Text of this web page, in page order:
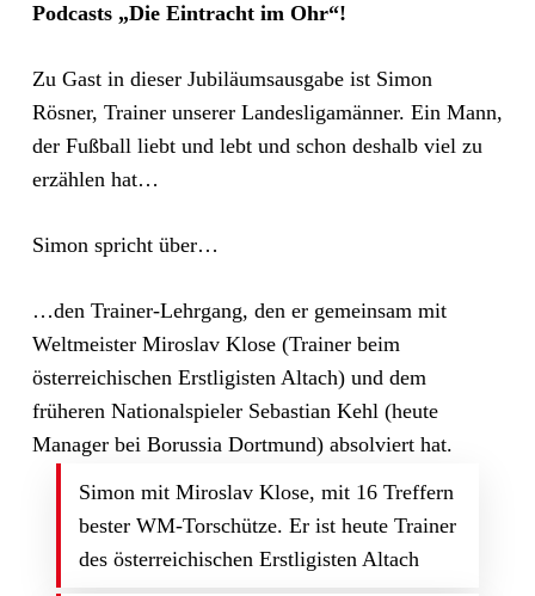
Podcasts „Die Eintracht im Ohr“!
Zu Gast in dieser Jubiläumsausgabe ist Simon
Rösner, Trainer unserer Landesligamänner. Ein Mann,
der Fußball liebt und lebt und schon deshalb viel zu
erzählen hat…
Simon spricht über…
…den Trainer-Lehrgang, den er gemeinsam mit
Weltmeister Miroslav Klose (Trainer beim
österreichischen Erstligisten Altach) und dem
früheren Nationalspieler Sebastian Kehl (heute
Manager bei Borussia Dortmund) absolviert hat.
Simon mit Miroslav Klose, mit 16 Treffern
bester WM-Torschütze. Er ist heute Trainer
des österreichischen Erstligisten Altach